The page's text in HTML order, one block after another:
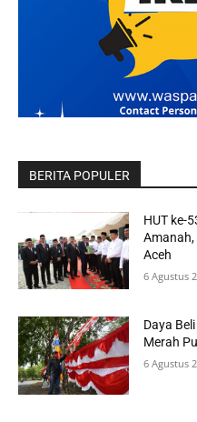
BERITA POPULER
HUT ke-
Aceh
6 Agustus
Daya
Merah
6 Agustus